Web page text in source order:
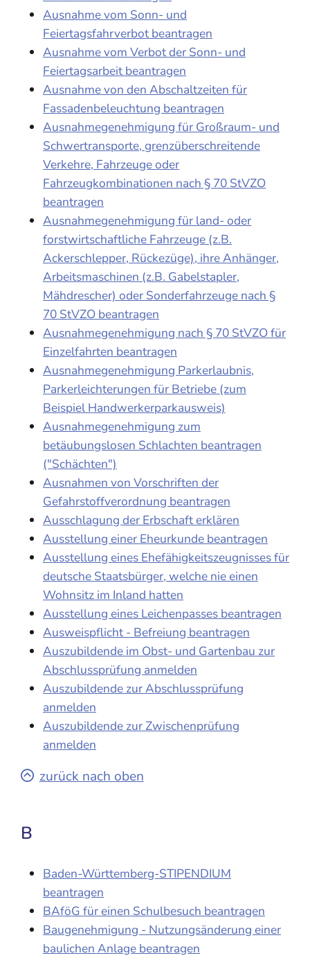
Ausnahme vom Sonn- und
Feiertagsfahrverbot beantragen
Ausnahme vom Verbot der Sonn- und
Feiertagsarbeit beantragen
Ausnahme von den Abschaltzeiten für
Fassadenbeleuchtung beantragen
Ausnahmegenehmigung für Großraum- und
Schwertransporte, grenzüberschreitende
Verkehre, Fahrzeuge oder
Fahrzeugkombinationen nach § 70 StVZO
beantragen
Ausnahmegenehmigung für land- oder
forstwirtschaftliche Fahrzeuge (z.B.
Ackerschlepper, Rückezüge), ihre Anhänger,
Arbeitsmaschinen (z.B. Gabelstapler,
Mähdrescher) oder Sonderfahrzeuge nach §
70 StVZO beantragen
Ausnahmegenehmigung nach § 70 StVZO für
Einzelfahrten beantragen
Ausnahmegenehmigung Parkerlaubnis,
Parkerleichterungen für Betriebe (zum
Beispiel Handwerkerparkausweis)
Ausnahmegenehmigung zum
betäubungslosen Schlachten beantragen
("Schächten")
Ausnahmen von Vorschriften der
Gefahrstoffverordnung beantragen
Ausschlagung der Erbschaft erklären
Ausstellung einer Eheurkunde beantragen
Ausstellung eines Ehefähigkeitszeugnisses für
deutsche Staatsbürger, welche nie einen
Wohnsitz im Inland hatten
Ausstellung eines Leichenpasses beantragen
Ausweispflicht - Befreiung beantragen
Auszubildende im Obst- und Gartenbau zur
Abschlussprüfung anmelden
Auszubildende zur Abschlussprüfung
anmelden
Auszubildende zur Zwischenprüfung
anmelden
zurück nach oben
B
Baden-Württemberg-STIPENDIUM
beantragen
BAföG für einen Schulbesuch beantragen
Baugenehmigung - Nutzungsänderung einer
baulichen Anlage beantragen